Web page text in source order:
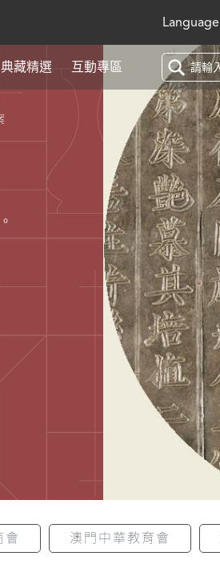
Language
典藏精選 互動專區
會 澳門中華教育會